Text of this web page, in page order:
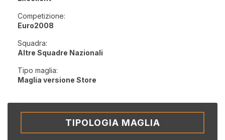
Competizione:
Euro2008
Squadra:
Altre Squadre Nazionali
Tipo maglia:
Maglia versione Store
TIPOLOGIA MAGLIA